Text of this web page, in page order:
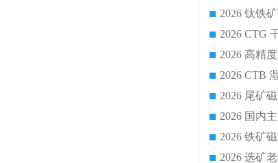
2026 CTG